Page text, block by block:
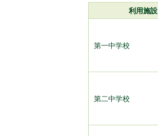
利用施設
第一中学校
第二中学校